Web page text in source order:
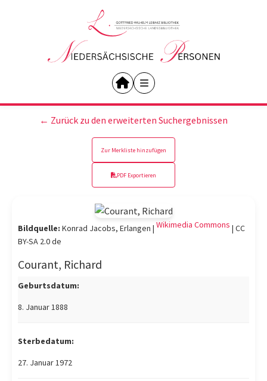
← Zurück zu den erweiterten Suchergebnissen
Zur Merkliste hinzufügen
PDF Exportieren
Courant, Richard
Geburtsdatum:
8. Januar 1888
Sterbedatum:
27. Januar 1972
Bildquelle: Konrad Jacobs, Erlangen | Wikimedia Commons | CC
BY-SA 2.0 de